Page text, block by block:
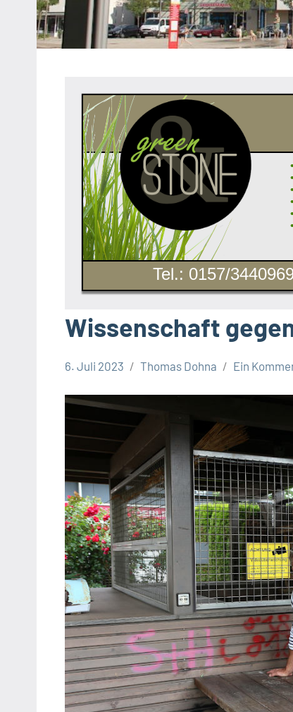
Heipke,
Leopoldshöhe,
•
•
•
•
•
•
Tel.: 0157/
Wissenschaft
Thema
Themen
6. Juli 2023 Thomas Dohna Ein